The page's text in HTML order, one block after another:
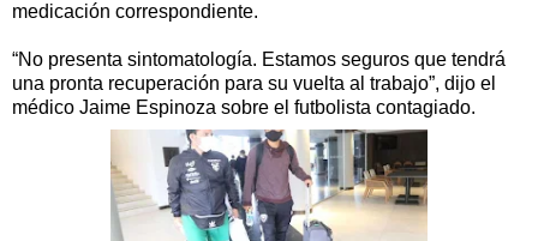
medicación correspondiente.
“No presenta sintomatología. Estamos seguros que tendrá
una pronta recuperación para su vuelta al trabajo”, dijo el
médico Jaime Espinoza sobre el futbolista contagiado.